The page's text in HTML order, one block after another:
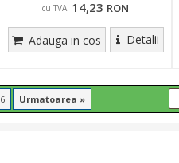
cu TVA: 14,23 RON
Adauga in cos Detalii
6 Urmatoarea »